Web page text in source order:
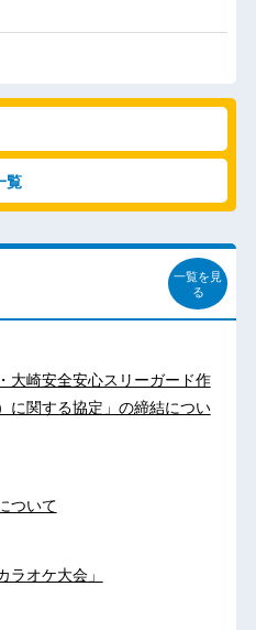
覧
一覧を見
る
大崎安全安心スリーガード作
に関する協定」の締結につい
ついて
ラオケ大会」